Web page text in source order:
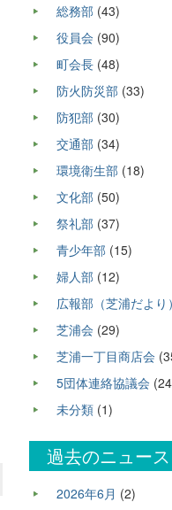
総務部 (43)
役員会 (90)
町会長 (48)
防火防災部 (33)
防犯部 (30)
交通部 (34)
環境衛生部 (18)
文化部 (50)
祭礼部 (37)
青少年部 (15)
婦人部 (12)
広報部（芝浦だより）
芝浦会 (29)
芝浦一丁目商店会
5団体連絡協議会
未分類 (1)
過去のニュース
2026年6月 (2)